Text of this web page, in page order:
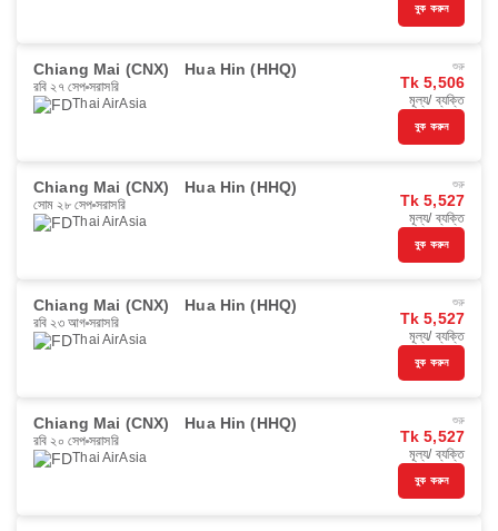
বুক করুন
Chiang Mai (CNX) Hua Hin (HHQ)
রবি ২৭ সেপ সরাসরি
Thai AirAsia
শুরু
Tk 5,506
মূল্য/ ব্যক্তি
বুক করুন
Chiang Mai (CNX) Hua Hin (HHQ)
সোম ২৮ সেপ সরাসরি
Thai AirAsia
শুরু
Tk 5,527
মূল্য/ ব্যক্তি
বুক করুন
Chiang Mai (CNX) Hua Hin (HHQ)
রবি ২৩ আগ সরাসরি
Thai AirAsia
শুরু
Tk 5,527
মূল্য/ ব্যক্তি
বুক করুন
Chiang Mai (CNX) Hua Hin (HHQ)
রবি ২০ সেপ সরাসরি
Thai AirAsia
শুরু
Tk 5,527
মূল্য/ ব্যক্তি
বুক করুন